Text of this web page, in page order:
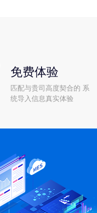
免费体验
匹配与贵司高度契合的 系
统导入信息真实体验